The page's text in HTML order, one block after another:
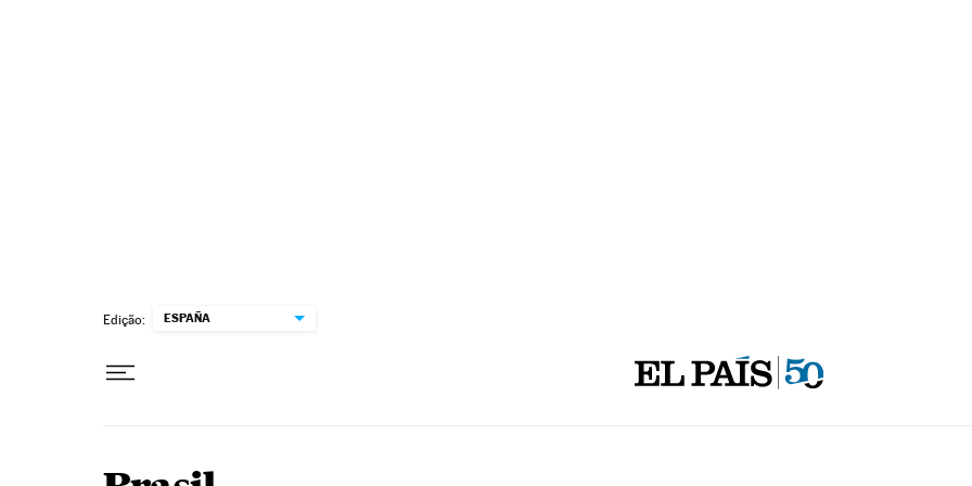
Edição: ESPAÑA